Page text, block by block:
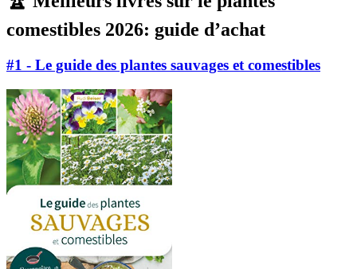
comestibles 2026: guide d’achat
#1 - Le guide des plantes sauvages et comestibles